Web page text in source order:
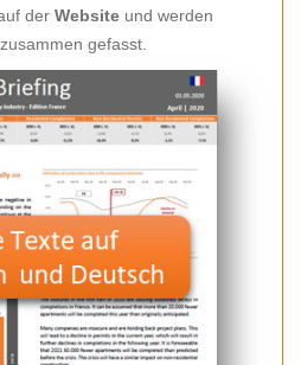
der Website und werden
zusammen gefasst.